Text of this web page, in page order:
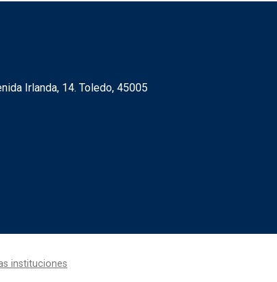
Irlanda, 14. Toledo, 45005
instituciones